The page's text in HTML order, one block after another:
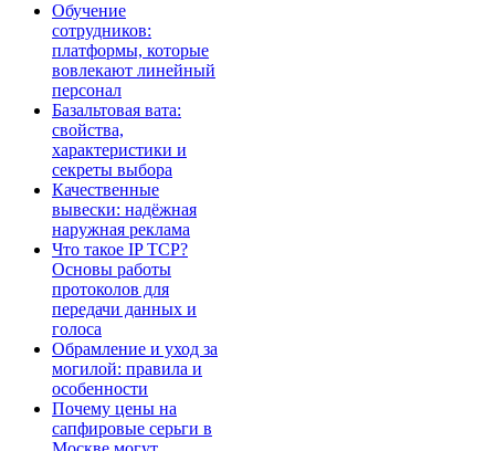
Обучение
сотрудников:
платформы, которые
вовлекают линейный
персонал
Базальтовая вата:
свойства,
характеристики и
секреты выбора
Качественные
вывески: надёжная
наружная реклама
Что такое IP TCP?
Основы работы
протоколов для
передачи данных и
голоса
Обрамление и уход за
могилой: правила и
особенности
Почему цены на
сапфировые серьги в